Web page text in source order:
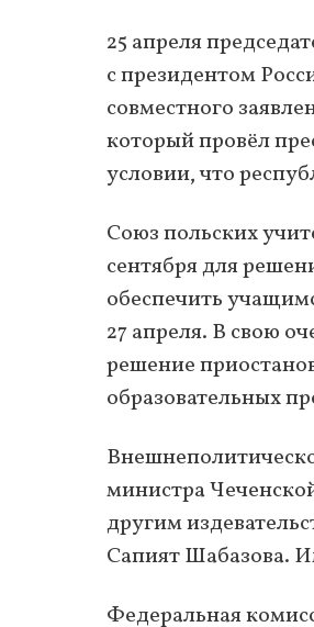
25 апреля
с президентом
совместного
который провёл
условии, что
Союз польских
сентября для
обеспечить
27 апреля. В свою
решение
образовательных
министра
другим
Сапият Шабазова.
Федеральная